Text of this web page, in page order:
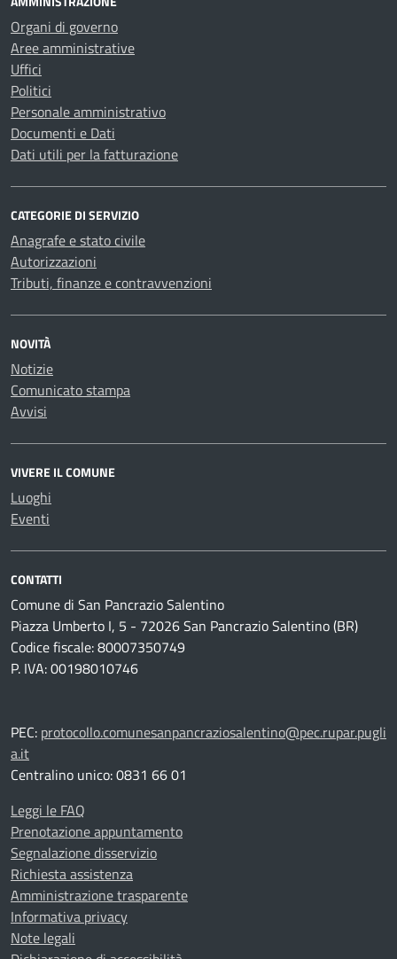
Organi di governo
Aree amministrative
Uffici
Politici
Personale amministrativo
Documenti e Dati
Dati utili per la fatturazione
CATEGORIE DI SERVIZIO
Anagrafe e stato civile
Autorizzazioni
Tributi, finanze e contravvenzioni
NOVITÀ
Notizie
Comunicato stampa
Avvisi
VIVERE IL COMUNE
Luoghi
Eventi
CONTATTI
Comune di San Pancrazio Salentino
Piazza Umberto I, 5 - 72026 San Pancrazio Salentino (BR)
Codice fiscale: 80007350749
P. IVA: 00198010746
PEC: protocollo.comunesanpancraziosalentino@pec.rupar.pugli
a.it
Centralino unico: 0831 66 01
Leggi le FAQ
Prenotazione appuntamento
Segnalazione disservizio
Richiesta assistenza
Amministrazione trasparente
Informativa privacy
Note legali